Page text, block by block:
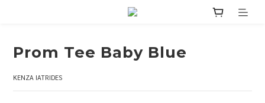
Prom Tee Baby Blue
KENZA IATRIDES